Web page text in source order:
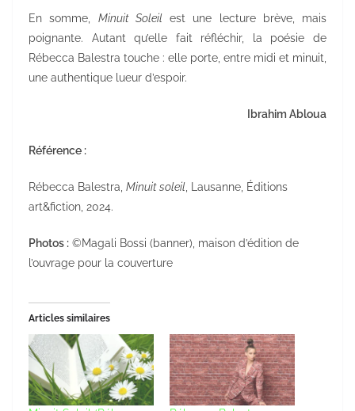
En somme, Minuit Soleilest une lecture brève, mais
poignante. Autant qu’elle fait réfléchir, la poésie de
Rébecca Balestra touche : elle porte, entre midi et minuit,
une authentique lueur d’espoir.
Ibrahim Abloua
Référence :
Rébecca Balestra, Minuit soleil , Lausanne, Éditions
art&fiction, 2024.
Photos : ©Magali Bossi (banner), maison d’édition de
l’ouvrage pour la couverture
Articles similaires